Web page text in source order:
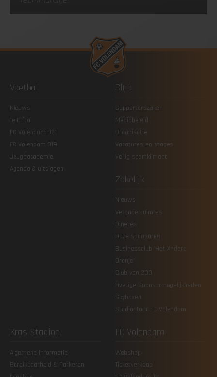
Voetbal
Nieuws
1e Elftal
FC Volendam O21
FC Volendam O19
Jeugdacademie
Agenda & uitslagen
Club
Supporterszaken
Mediabeleid
Organisatie
Vacatures en stages
Veilig sportklimaat
Zakelijk
Nieuws
Vergaderruimtes
Dineren
Onze sponsoren
Businessclub 'Het Andere
Oranje'
Club van 200
Overige Sponsormogelijkheden
Skyboxen
Stadiontour FC Volendam
Kras Stadion
Algemene Informatie
Bereikbaarheid & Parkeren
FC Volendam
Webshop
Ticketverkoop